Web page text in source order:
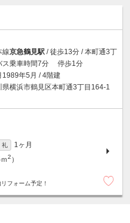
線京急鶴見駅 / 徒歩13分 / 本町通3丁
乗車時間7分 停歩1分
1989年5月 / 4階建
県横浜市鶴見区本町通3丁目164-1
礼
1ヶ月
2 ）
フォーム予定！